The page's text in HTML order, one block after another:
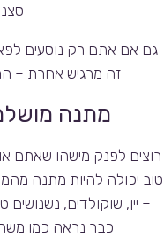
גם אם אתם רק נוסעים
זה מרגיש אחרת –
מתנה
רוצים לפנק מישהו שאתם
טוב יכולה להיות מתנה
– יין, שוקולדים,
כבר נראה כמו